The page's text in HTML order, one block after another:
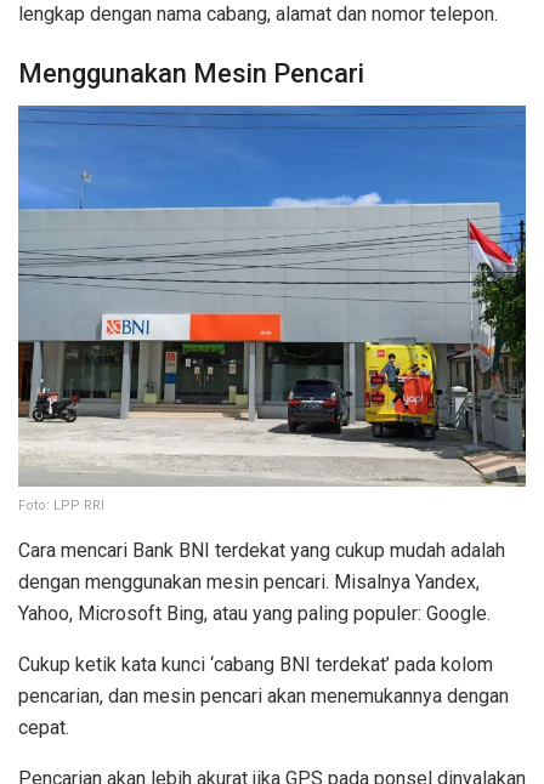
lengkap dengan nama cabang, alamat dan nomor telepon.
Menggunakan Mesin Pencari
Foto: LPP RRI
Cara mencari Bank BNI terdekat yang cukup mudah adalah
dengan menggunakan mesin pencari. Misalnya Yandex,
Yahoo, Microsoft Bing, atau yang paling populer: Google.
Cukup ketik kata kunci ‘cabang BNI terdekat’ pada kolom
pencarian, dan mesin pencari akan menemukannya dengan
cepat.
Pencarian akan lebih akurat jika GPS pada ponsel dinyalakan